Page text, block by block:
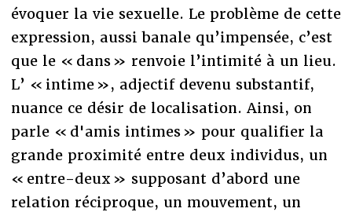
évoquer la vie sexuelle. Le problème de cette
expression, aussi banale qu’impensée, c’est
que le « dans » renvoie l’intimité à un lieu.
L’ « intime », adjectif devenu substantif,
nuance ce désir de localisation. Ainsi, on
parle « d'amis intimes » pour qualifier la
grande proximité entre deux individus, un
« entre-deux » supposant d’abord une
relation réciproque, un mouvement, un